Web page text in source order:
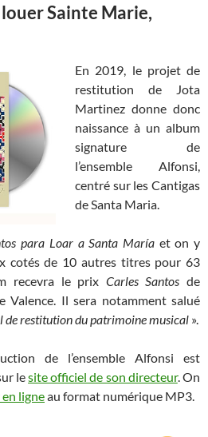
Sainte Marie,
En 2019, le projet de
restitution de Jota
Martinez donne donc
naissance à un album
signature de
l’ensemble Alfonsi,
centré sur les Cantigas
de Santa Maria.
para Loar a Santa Maríaet on y
cotés de 10 autres titres pour 63
recevra le prix Carles Santos de
Valence. Il sera notamment salué
de restitution du patrimoine musical ».
de l’ensemble Alfonsi est
lesite officiel de son directeur. On
ligneau format numérique MP3.